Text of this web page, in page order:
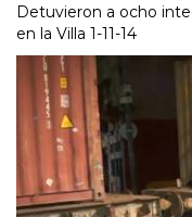
Detuvieron a ocho
en la Villa 1-11-14